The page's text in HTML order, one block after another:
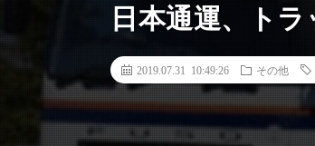
日本通運、ト
2019.07.31 10:49:26 その他